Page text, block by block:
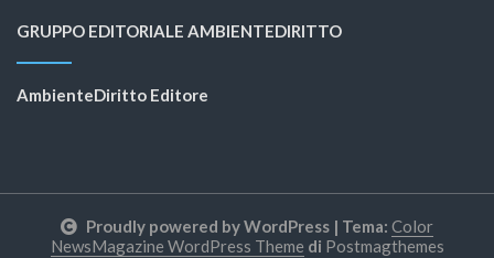
GRUPPO EDITORIALE AMBIENTEDIRITTO
AmbienteDiritto Editore
Proudly powered by WordPress | Tema: Color
NewsMagazine WordPress Theme di Postmagthemes